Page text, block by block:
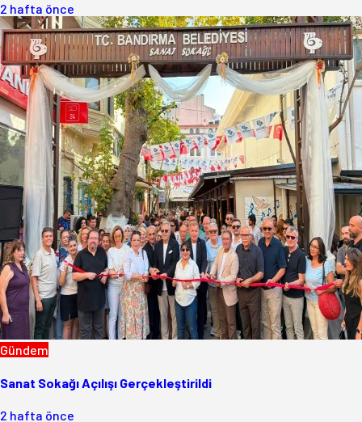
2 hafta önce
Gündem
Sanat Sokağı Açılışı Gerçekleştirildi
2 hafta önce